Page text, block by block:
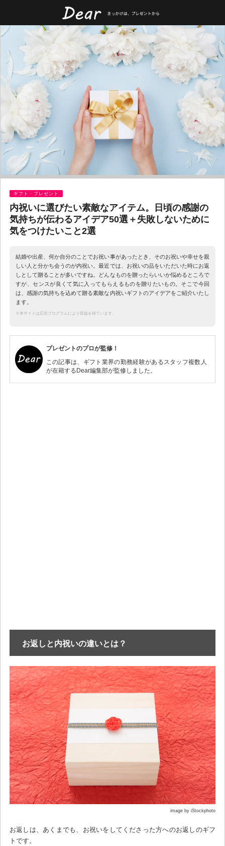
ギフト・プレゼント
内祝いに選びたい素敵なアイテム。日頃の感謝の
気持ちが伝わるアイデア50選＋失敗しないために
気をつけたいこと2選
結婚や出産、何か自分のことでお祝い事があったとき、そのお祝いや幸せを親
しい人と分かち会うのが内祝い。最近では、お祝いの品をいただいた時にお返
しとして贈ることが多いですね。どんなものを贈ったらいいか悩めるところで
すが、センスが良くて気に入ってもらえるものを贈りたいもの。そこで今回
は、感謝の気持ちを込めて贈る素敵な内祝いギフトのアイデアをご紹介いたし
ます。
※本サイトは広告プログラムにより収益を得ています。
プレゼントのプロが監修！
この記事は、ギフト業界の勤務経験があるスタッフ複数人
が在籍するDear編集部が監修しました。
お返しと内祝いの違いとは？
image by iStockphoto
お返しは、あくまでも、お祝いをしてくださった方へのお返しのギフ
トです。